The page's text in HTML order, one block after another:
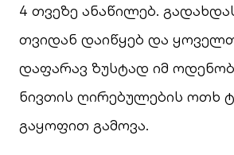
4 თვეზე ანაწილებ.
თვიდან დაიწყებ და
დაფარავ ზუსტად იმ
ნივთის ღირებულების ოთხ
გაყოფით გამოვა.